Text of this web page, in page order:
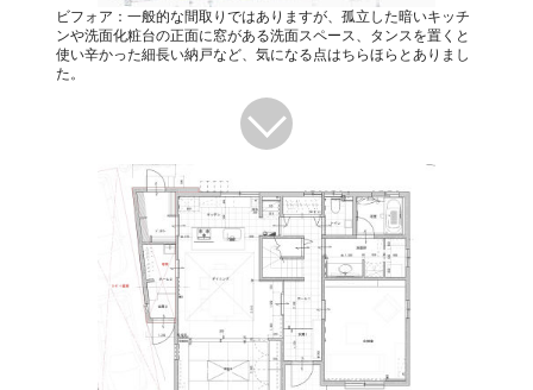
ビフォア：一般的な間取りではありますが、孤立した暗いキッチ
ンや洗面化粧台の正面に窓がある洗面スペース、タンスを置くと
使い辛かった細長い納戸など、気になる点はちらほらとありまし
た。